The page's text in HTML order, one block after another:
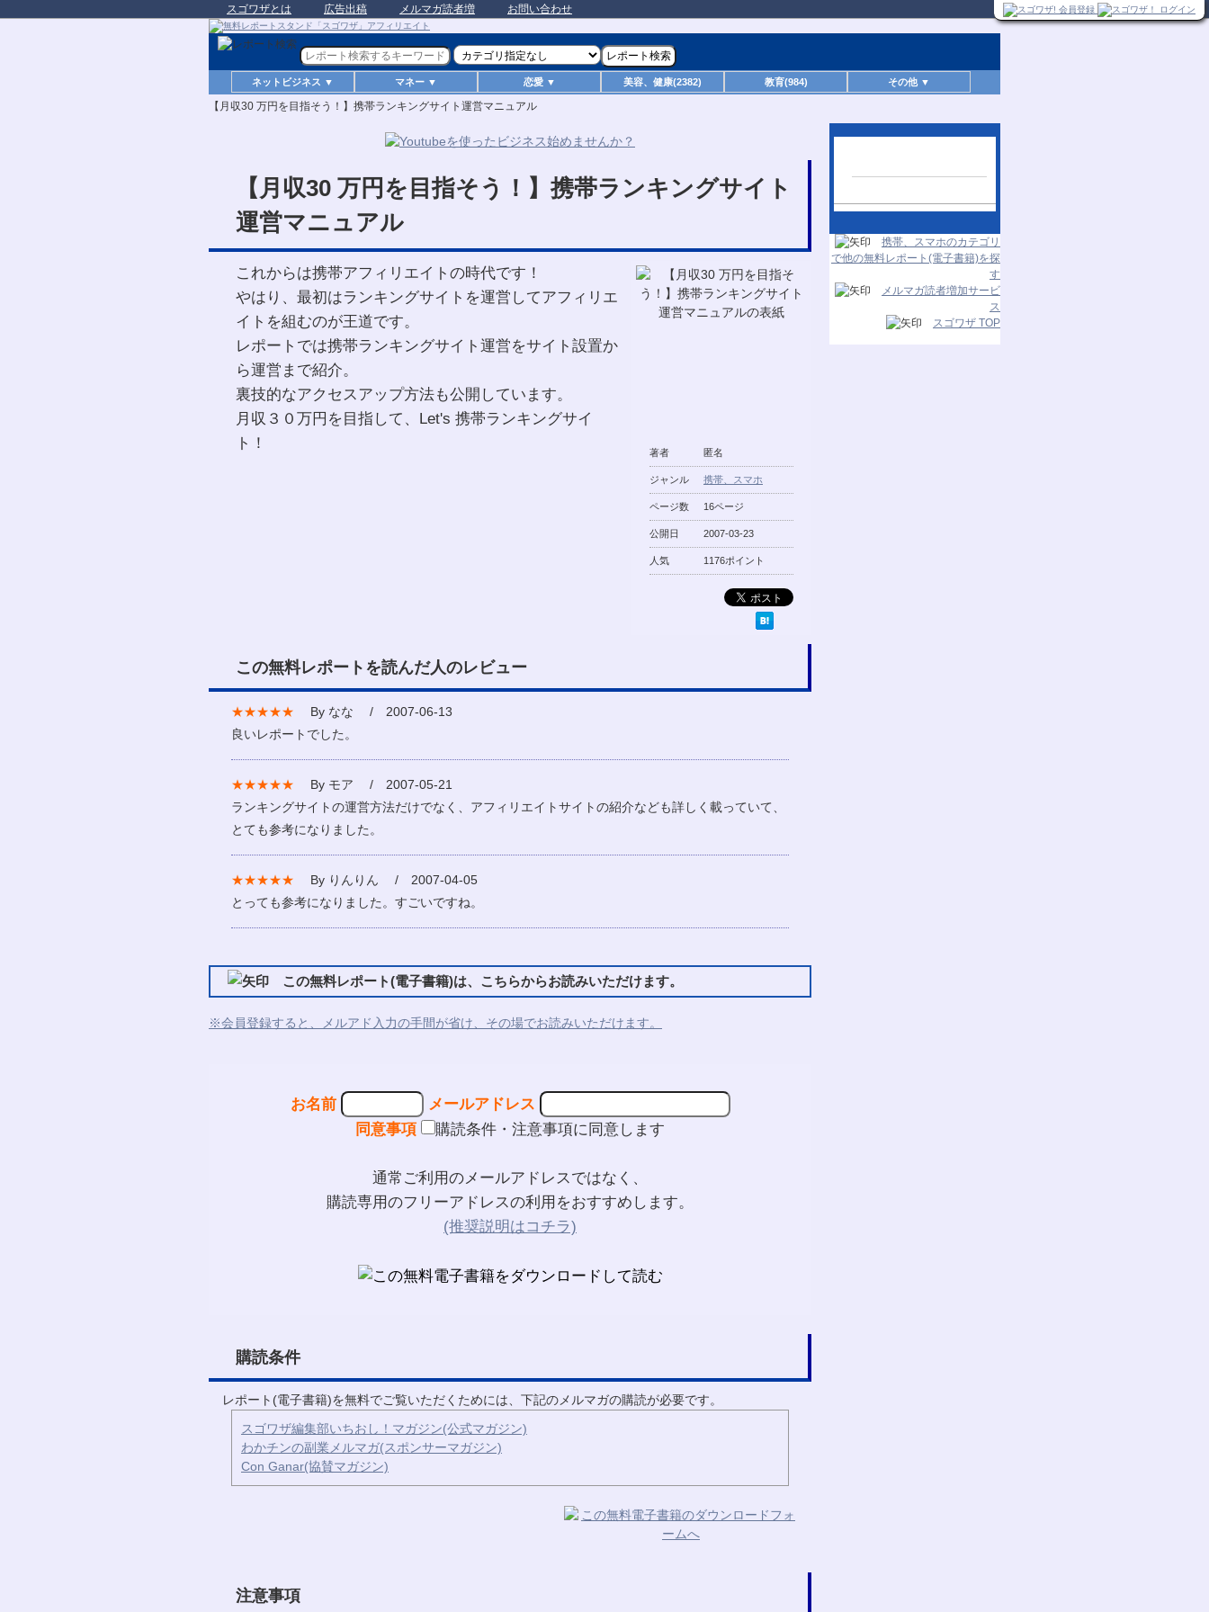
スゴワザとは 広告出稿 メルマガ読者増 お問い合わせ
ネットビジネス ▼ マネー ▼ 恋愛 ▼ 美容、健康(2382) 教育(984) その他 ▼
【月収30 万円を目指そう！】携帯ランキングサイト運営マニュアル
【月収30 万円を目指そう！】携帯ランキングサイト
運営マニュアル
著者 匿名
ジャンル 携帯、スマホ
ページ数 16ページ
公開日 2007-03-23
人気 1176ポイント
これからは携帯アフィリエイトの時代です！
やはり、最初はランキングサイトを運営してアフィリエ
イトを組むのが王道です。
レポートでは携帯ランキングサイト運営をサイト設置か
ら運営まで紹介。
裏技的なアクセスアップ方法も公開しています。
月収３０万円を目指して、Let's 携帯ランキングサイ
ト！
この無料レポートを読んだ人のレビュー
★★★★★
By なな / 2007-06-13
良いレポートでした。
★★★★★
By モア / 2007-05-21
ランキングサイトの運営方法だけでなく、アフィリエイトサイトの紹介なども詳しく載っていて、
とても参考になりました。
★★★★★
By りんりん / 2007-04-05
とっても参考になりました。すごいですね。
この無料レポート(電子書籍)は、こちらからお読みいただけます。
※会員登録すると、メルアド入力の手間が省け、その場でお読みいただけます。
お名前
メールアドレス
同意事項
購読条件・注意事項に同意します
通常ご利用のメールアドレスではなく、
購読専用のフリーアドレスの利用をおすすめします。
(推奨説明はコチラ)
購読条件
レポート(電子書籍)を無料でご覧いただくためには、下記のメルマガの購読が必要です。
スゴワザ編集部いちおし！マガジン(公式マガジン)
わかチンの副業メルマガ(スポンサーマガジン)
Con Ganar(協賛マガジン)
注意事項
携帯、スマホのカテゴリ
で他の無料レポート(電子書籍)を探
す
メルマガ読者増加サービ
ス
スゴワザ TOP